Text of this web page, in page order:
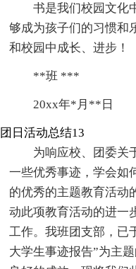
书是我们校园文化
够成为孩子们的习惯和
和校园中成长、进步！
**班 ***
20xx年*月**日
团日活动总结13
为响应校、团委关
一些优秀事迹，学会如
的优秀的主题教育活动
动此项教育活动的进一
工作。我班团支部，已
大学生事迹报告”为主